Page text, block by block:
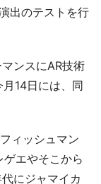
出のテストを行
ンスにAR技術
14日には、同
ィッシュマン
エやそこから
にジャマイカ